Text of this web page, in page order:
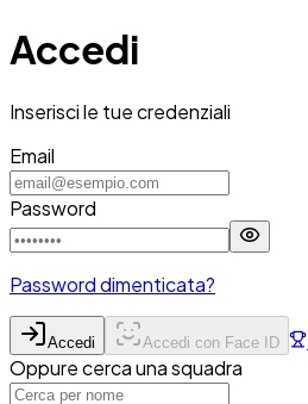
Accedi
Inserisci le tue credenziali
Email
Password
Password dimenticata?
Accedi Accedi con Face ID
Oppure cerca una squadra